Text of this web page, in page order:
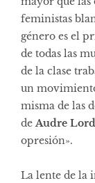
feministas
género es el
de todas las
de la clase
un
misma de las
de Audre
opresión».
La lente de la